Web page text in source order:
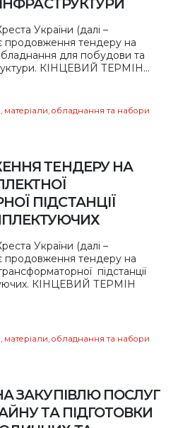
України (далі –
продовження тендеру на
для побудови та
КІНЦЕВИЙ ТЕРМІН...
матеріали, обладнання та набори
ТЕНДЕРУ НА
ПІДСТАНЦІЇ
України (далі –
продовження тендеру на
підстанції
КІНЦЕВИЙ ТЕРМІН
матеріали, обладнання та набори
ЗАКУПІВЛЮ ПОСЛУГ
ТА ПІДГОТОВКИ